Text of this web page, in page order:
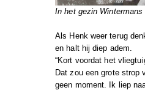
In het gezin
Als Henk weer terug
en halt hij diep adem.
“Kort voordat het
Dat zou een grote strop
geen moment. Ik liep